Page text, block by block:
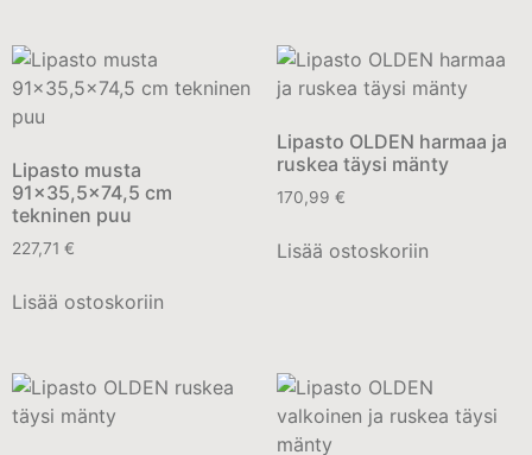
Lipasto musta
91×35,5×74,5 cm
tekninen puu
227,71 €
Lisää ostoskoriin
Lipasto OLDEN harmaa ja
ruskea täysi mänty
170,99 €
Lisää ostoskoriin